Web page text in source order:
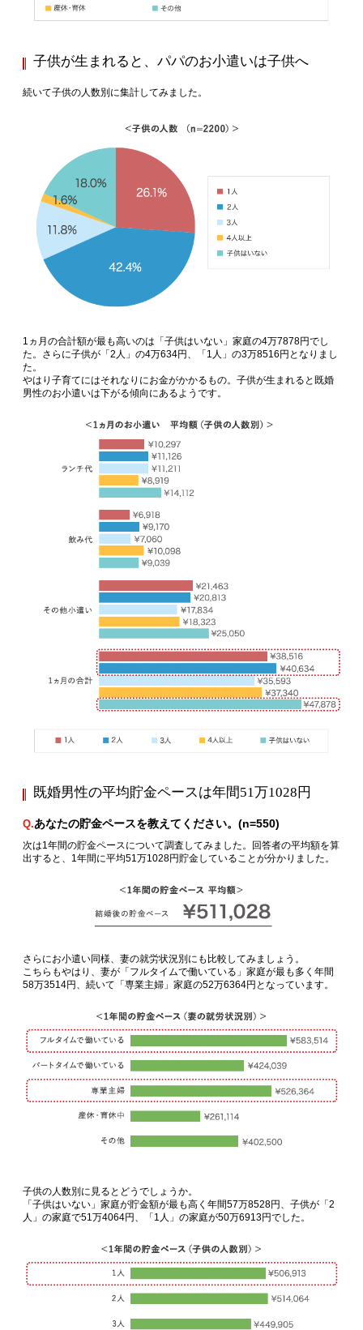
子供が生まれると、パパのお小遣いは子供へ
続いて子供の人数別に集計してみました。
1ヵ月の合計額が最も高いのは「子供はいない」家庭の4万7878円でし
た。さらに子供が「2人」の4万634円、「1人」の3万8516円となりまし
た。
やはり子育てにはそれなりにお金がかかるもの。子供が生まれると既婚
男性のお小遣いは下がる傾向にあるようです。
既婚男性の平均貯金ペースは年間51万1028円
Q.あなたの貯金ペースを教えてください。(n=550)
次は1年間の貯金ペースについて調査してみました。回答者の平均額を算
出すると、1年間に平均51万1028円貯金していることが分かりました。
さらにお小遣い同様、妻の就労状況別にも比較してみましょう。
こちらもやはり、妻が「フルタイムで働いている」家庭が最も多く年間
58万3514円、続いて「専業主婦」家庭の52万6364円となっています。
子供の人数別に見るとどうでしょうか。
「子供はいない」家庭が貯金額が最も高く年間57万8528円、子供が「2
人」の家庭で51万4064円、「1人」の家庭が50万6913円でした。